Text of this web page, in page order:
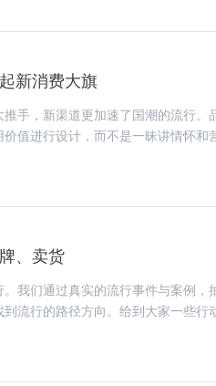
新消费大旗
手，新渠道更加速了国潮的流行。
行设计，而不是一昧讲情怀和营销。 近来，
、卖货
我们通过真实的流行事件与案例，
流行的路径方向。给到大家一些行